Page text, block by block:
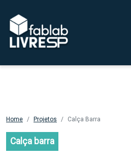
Home Projetos Calça Barra
Calça barra